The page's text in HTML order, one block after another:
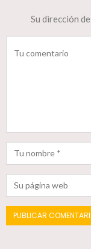
Su dirección